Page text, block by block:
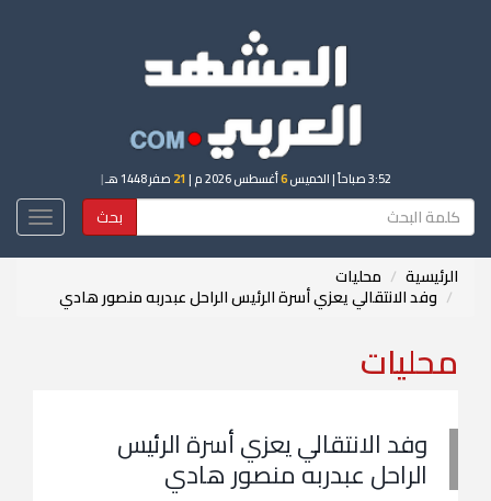
3:52 صباحاً | الخميس6أغسطس 2026 م | 21 صفر 1448 هـ |
بحث
الرئيسية محليات
وفد الانتقالي يعزي أسرة الرئيس الراحل عبدربه منصور هادي
محليات
وفد الانتقالي يعزي أسرة الرئيس
الراحل عبدربه منصور هادي